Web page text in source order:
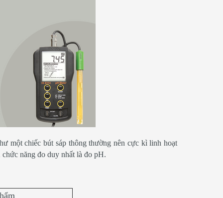
một chiếc bút sáp thông thường nên cực kì linh hoạt
năng đo duy nhất là đo pH.